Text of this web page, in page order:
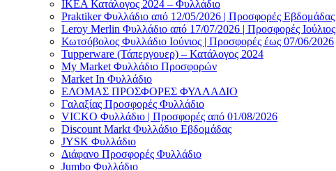
ΙΚΕΑ Κατάλογος 2024 – Φυλλάδιο
Praktiker Φυλλάδιο από 12/05/2026 | Προσφορές Εβδομάδας
Leroy Merlin Φυλλάδιο από 17/07/2026 | Προσφορές Ιούλιος
Κωτσόβολος Φυλλάδιο Ιούνιος | Προσφορές έως 07/06/2026
Tupperware (Τάπεργουερ) – Κατάλογος 2024
My Market Φυλλάδιο Προσφορών
Market In Φυλλάδιο
ΕΛΟΜΑΣ ΠΡΟΣΦΟΡΕΣ ΦΥΛΛΑΔΙΟ
Γαλαξίας Προσφορές Φυλλάδιο
VICKO Φυλλάδιο | Προσφορές από 01/08/2026
Discount Markt Φυλλάδιο Εβδομάδας
JYSK Φυλλάδιο
Διάφανο Προσφορές Φυλλάδιο
Jumbo Φυλλάδιο